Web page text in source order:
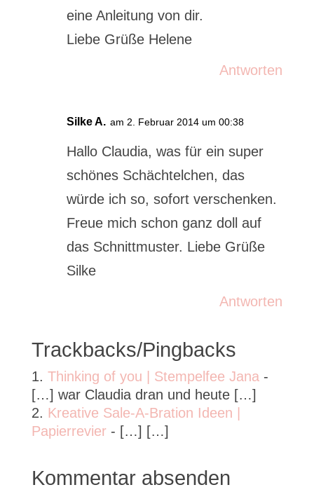
eine Anleitung von dir.
Liebe Grüße Helene
Antworten
Silke A. am 2. Februar 2014 um 00:38
Hallo Claudia, was für ein super
schönes Schächtelchen, das
würde ich so, sofort verschenken.
Freue mich schon ganz doll auf
das Schnittmuster. Liebe Grüße
Silke
Antworten
Trackbacks/Pingbacks
Thinking of you | Stempelfee Jana -
[…] war Claudia dran und heute […]
Kreative Sale-A-Bration Ideen |
Papierrevier- […] […]
Kommentar absenden